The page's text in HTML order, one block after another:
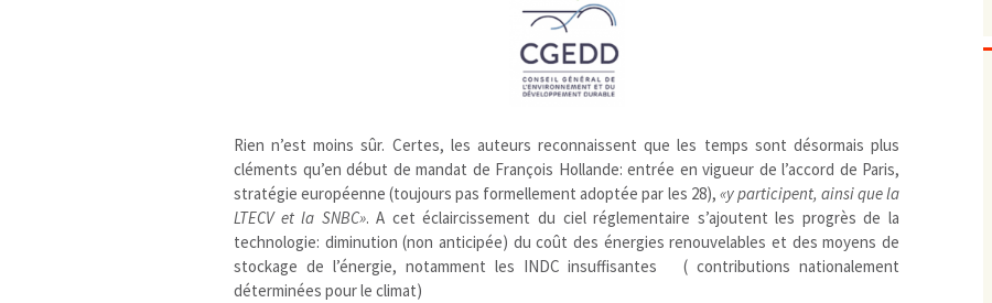
femmes enceintes / enfants
Publications recommandées
Rayonnements
réglementaire
Sols
Sommeil
Technologies
écrans / jeux vidéos
environnement industriel
nanotechnologies
Tourisme
Transports
Rien n’est moins sûr. Certes, les auteurs reconnaissent que les temps sont désormais plus
cléments qu’en début de mandat de François Hollande: entrée en vigueur de l’accord de Paris,
stratégie européenne (toujours pas formellement adoptée par les 28), «y participent, ainsi que la
LTECV et la SNBC». A cet éclaircissement du ciel réglementaire s’ajoutent les progrès de la
technologie: diminution (non anticipée) du coût des énergies renouvelables et des moyens de
stockage de l’énergie, notamment les INDC insuffisantes ( contributions nationalement
déterminées pour le climat)